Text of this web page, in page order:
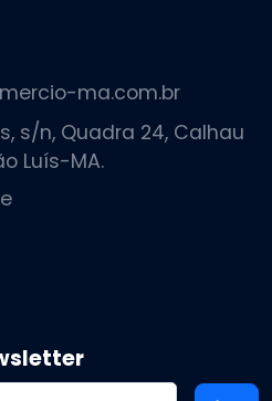
ma.com.br
s/n, Quadra 24, Calhau
Luís-MA.